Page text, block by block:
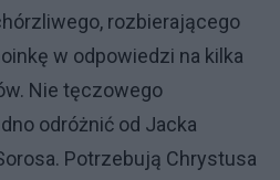
rozbierającego
w odpowiedzi na kilka
Nie tęczowego
odróżnić od Jacka
Potrzebują Chrystusa